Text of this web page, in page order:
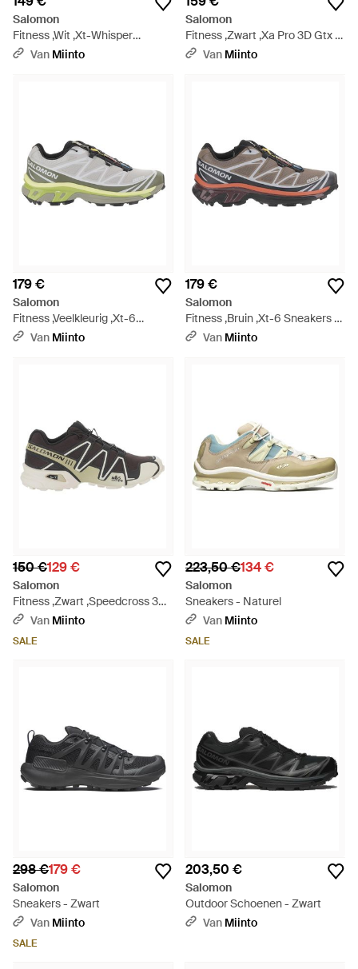
Salomon
Fitness ,Wit ,Xt-Whisper
Sneakers - Grijs
Van Miinto
Salomon
Fitness ,Zwart ,Xa Pro 3D Gtx -
Zwart
Van Miinto
179 €
Salomon
Fitness ,Veelkleurig ,Xt-6
Sneakers - Grijs
Van Miinto
179 €
Salomon
Fitness ,Bruin ,Xt-6 Sneakers -
BruinVan Miinto
150 €129 €
Salomon
Fitness ,Zwart ,Speedcross 3
Sneakers - Zwart
Van Miinto
SALE
223,50 €134 €
Salomon
Sneakers - Naturel
Van Miinto
SALE
298 €179 €
Salomon
Sneakers - Zwart
Van Miinto
SALE
203,50 €
Salomon
Outdoor Schoenen - Zwart
Van Miinto